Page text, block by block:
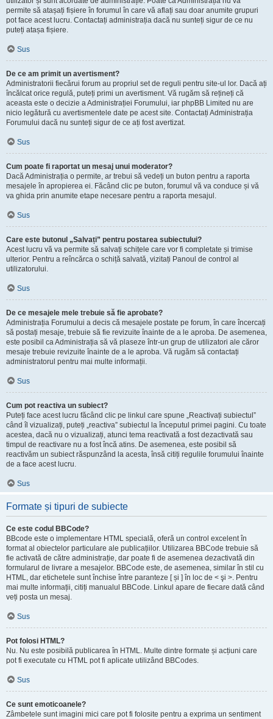
permite să atașați fișiere în forumul în care vă aflați sau doar anumite grupuri
pot face acest lucru. Contactați administrația dacă nu sunteți sigur de ce nu
puteți atașa fișiere.
Sus
De ce am primit un avertisment?
Administratorii fiecărui forum au propriul set de reguli pentru site-ul lor. Dacă ați
încălcat orice regulă, puteți primi un avertisment. Vă rugăm să rețineți că
aceasta este o decizie a Administrației Forumului, iar phpBB Limited nu are
nicio legătură cu avertismentele date pe acest site. Contactați Administrația
Forumului dacă nu sunteți sigur de ce ați fost avertizat.
Sus
Cum poate fi raportat un mesaj unui moderator?
Dacă Administrația o permite, ar trebui să vedeți un buton pentru a raporta
mesajele în apropierea ei. Făcând clic pe buton, forumul vă va conduce și vă
va ghida prin anumite etape necesare pentru a raporta mesajul.
Sus
Care este butonul „Salvați” pentru postarea subiectului?
Acest lucru vă va permite să salvați schițele care vor fi completate și trimise
ulterior. Pentru a reîncărca o schiță salvată, vizitați Panoul de control al
utilizatorului.
Sus
De ce mesajele mele trebuie să fie aprobate?
Administrația Forumului a decis că mesajele postate pe forum, în care încercați
să postați mesaje, trebuie să fie revizuite înainte de a le aproba. De asemenea,
este posibil ca Administrația să vă plaseze într-un grup de utilizatori ale căror
mesaje trebuie revizuite înainte de a le aproba. Vă rugăm să contactați
administratorul pentru mai multe informații.
Sus
Cum pot reactiva un subiect?
Puteți face acest lucru făcând clic pe linkul care spune „Reactivați subiectul”
când îl vizualizați, puteți „reactiva” subiectul la începutul primei pagini. Cu toate
acestea, dacă nu o vizualizați, atunci tema reactivată a fost dezactivată sau
timpul de reactivare nu a fost încă atins. De asemenea, este posibil să
reactivăm un subiect răspunzând la acesta, însă citiți regulile forumului înainte
de a face acest lucru.
Sus
Formate și tipuri de subiecte
Ce este codul BBCode?
BBcode este o implementare HTML specială, oferă un control excelent în
format al obiectelor particulare ale publicațiilor. Utilizarea BBCode trebuie să
fie activată de către administrație, dar poate fi de asemenea dezactivată din
formularul de livrare a mesajelor. BBCode este, de asemenea, similar în stil cu
HTML, dar etichetele sunt închise între paranteze [ și ] în loc de < şi >. Pentru
mai multe informații, citiți manualul BBCode. Linkul apare de fiecare dată când
veți posta un mesaj.
Sus
Pot folosi HTML?
Nu. Nu este posibilă publicarea în HTML. Multe dintre formate și acțiuni care
pot fi executate cu HTML pot fi aplicate utilizând BBCodes.
Sus
Ce sunt emoticoanele?
Zâmbetele sunt imagini mici care pot fi folosite pentru a exprima un sentiment